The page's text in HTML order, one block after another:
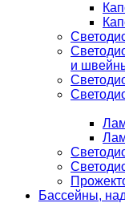
и
Бассейны,